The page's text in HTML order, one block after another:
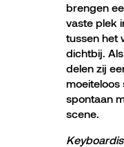
brengen
vaste plek
tussen het
dichtbij.
delen zij
moeiteloos
spontaan
scene.